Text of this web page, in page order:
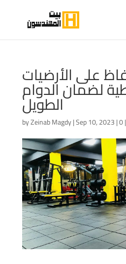
على الأرضيات
لضمان الدوام
الطويل
byZeinab Magdy|Sep 10, 2023| |